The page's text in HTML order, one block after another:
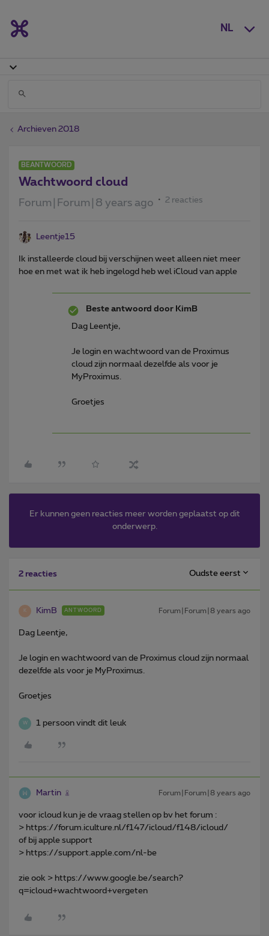
NL
Archieven 2018
BEANTWOORD
Wachtwoord cloud
Forum|Forum|8 years ago 2 reacties
Leentje15
Ik installeerde cloud bij verschijnen weet alleen niet meer
hoe en met wat ik heb ingelogd heb wel iCloud van apple
Beste antwoord door KimB
Dag Leentje,
Je login en wachtwoord van de Proximus
cloud zijn normaal dezelfde als voor je
MyProximus.
Groetjes
Er kunnen geen reacties meer worden geplaatst op dit
onderwerp.
2 reacties Oudste eerst
K KimB ANTWOORD Forum|Forum|8 years ago
Dag Leentje,
Je login en wachtwoord van de Proximus cloud zijn normaal
dezelfde als voor je MyProximus.
Groetjes
W 1 persoon vindt dit leuk
Martin Forum|Forum|8 years ago
voor icloud kun je de vraag stellen op bv het forum :
> https://forum.iculture.nl/f147/icloud/f148/icloud/
of bij apple support
> https://support.apple.com/nl-be
zie ook > https://www.google.be/search?
q=icloud+wachtwoord+vergeten